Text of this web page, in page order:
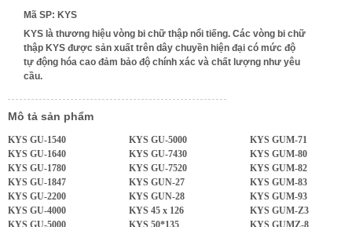
Mã SP: KYS
KYS là thương hiệu vòng bi chữ thập nổi tiếng. Các vòng bi chữ
thập KYS được sản xuất trên dây chuyền hiện đại có mức độ
tự động hóa cao đảm bảo độ chính xác và chất lượng như yêu
cầu.
Mô tả sản phẩm
KYS GU-1540
KYS GU-1640
KYS GU-1780
KYS GU-1847
KYS GU-2200
KYS GU-4000
KYS GU-5000
KYS GU-5000
KYS GU-7430
KYS GU-7520
KYS GUN-27
KYS GUN-28
KYS 45 x 126
KYS 50*135
KYS GUM-71
KYS GUM-80
KYS GUM-82
KYS GUM-83
KYS GUM-93
KYS GUM-Z3
KYS GUMZ-8